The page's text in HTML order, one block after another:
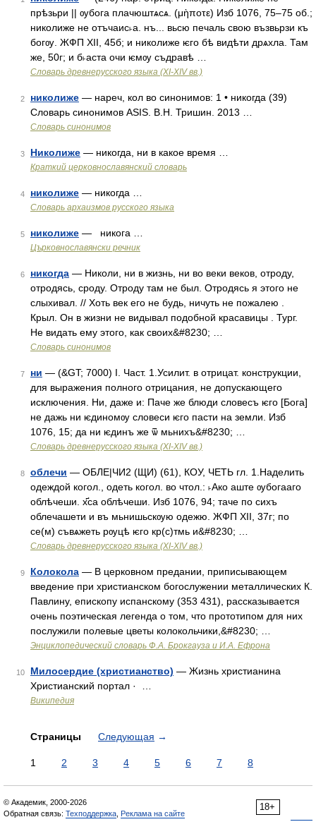
прѣзьри || ѹбога плачюштѧсѧ. (μὴπоτε) Изб 1076, 75–75 об.;
николиже не отъчаис˫а. нъ... вьсю печаль свою възвьрзи къ
богѹ. ЖФП XII, 45б; и николиже ѥго бѣ видѣти дрѧхла. Там
же, 50г; и б˫аста очи ѥмѹ съдравѣ …
Словарь древнерусского языка (XI-XIV вв.)
2 николиже — нареч, кол во синонимов: 1 • никогда (39)
Словарь синонимов ASIS. В.Н. Тришин. 2013 …
Словарь синонимов
3 Николиже — никогда, ни в какое время …
Краткий церковнославянский словарь
4 николиже — никогда …
Cловарь архаизмов русского языка
5 николиже — никога …
Църковнославянски речник
6 никогда — Николи, ни в жизнь, ни во веки веков, отроду,
отродясь, сроду. Отроду там не был. Отродясь я этого не
слыхивал. // Хоть век его не будь, ничуть не пожалею .
Крыл. Он в жизни не видывал подобной красавицы . Тург.
Не видать ему этого, как своих&#8230; …
Словарь синонимов
7 ни — (&GT; 7000) I. Част. 1.Усилит. в отрицат. конструкции,
для выражения полного отрицания, не допускающего
исключения. Ни, даже и: Паче же блюди словесъ ѥго [Бога]
не дажь ни ѥдиномѹ словеси ѥго пасти на земли. Изб
1076, 15; да ни ѥдинъ же ѿ мьнихъ&#8230; …
Словарь древнерусского языка (XI-XIV вв.)
8 облечи — ОБЛЕ|ЧИ2 (ЩИ) (61), КОУ, ЧЕТЬ гл. 1.Наделить
одеждой когол., одеть когол. во чтол.: ˫Ако аште ѹбогааго
облѣчеши. х҃са облѣчеши. Изб 1076, 94; таче по сихъ
облечашети и въ мьнишьскѹю одежю. ЖФП XII, 37г; по
се(м) съвѧжеть рѹцѣ ѥго кр(с)тмь и&#8230; …
Словарь древнерусского языка (XI-XIV вв.)
9 Колокола — В церковном предании, приписывающем
введение при христианском богослужении металлических К.
Павлину, епископу испанскому (353 431), рассказывается
очень поэтическая легенда о том, что прототипом для них
послужили полевые цветы колокольчики,&#8230; …
Энциклопедический словарь Ф.А. Брокгауза и И.А. Ефрона
10 Милосердие (христианство) — Жизнь христианина
Христианский портал · ‎ …
Википедия
Страницы Следующая →
1 2 3 4 5 6 7 8
18+
© Академик, 2000-2026
Обратная связь: Техподдержка Реклама на сайте